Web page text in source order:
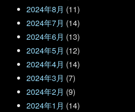
2024年8月 (11)
2024年7月 (14)
2024年6月 (13)
2024年5月 (12)
2024年4月 (14)
2024年3月 (7)
2024年2月 (9)
2024年1月 (14)